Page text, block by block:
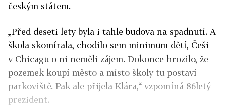
českým státem.
„Před deseti lety byla i tahle budova na spadnutí. A
škola skomírala, chodilo sem minimum dětí, Češi
v Chicagu o ni neměli zájem. Dokonce hrozilo, že
pozemek koupí město a místo školy tu postaví
parkoviště. Pak ale přijela Klára,“ vzpomíná 86letý
prezident.